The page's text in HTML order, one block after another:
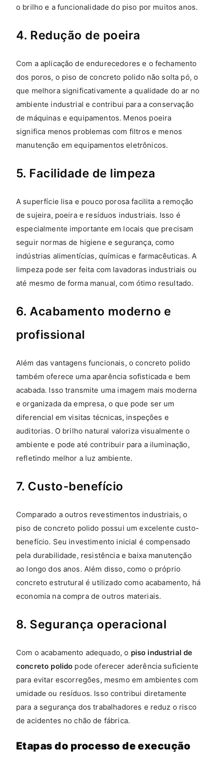
o brilho e a funcionalidade do piso por muitos anos.
4. Redução de poeira
Com a aplicação de endurecedores e o fechamento
dos poros, o piso de concreto polido não solta pó, o
que melhora significativamente a qualidade do ar no
ambiente industrial e contribui para a conservação
de máquinas e equipamentos. Menos poeira
significa menos problemas com filtros e menos
manutenção em equipamentos eletrônicos.
5. Facilidade de limpeza
A superfície lisa e pouco porosa facilita a remoção
de sujeira, poeira e resíduos industriais. Isso é
especialmente importante em locais que precisam
seguir normas de higiene e segurança, como
indústrias alimentícias, químicas e farmacêuticas. A
limpeza pode ser feita com lavadoras industriais ou
até mesmo de forma manual, com ótimo resultado.
6. Acabamento moderno e
profissional
Além das vantagens funcionais, o concreto polido
também oferece uma aparência sofisticada e bem
acabada. Isso transmite uma imagem mais moderna
e organizada da empresa, o que pode ser um
diferencial em visitas técnicas, inspeções e
auditorias. O brilho natural valoriza visualmente o
ambiente e pode até contribuir para a iluminação,
refletindo melhor a luz ambiente.
7. Custo-benefício
Comparado a outros revestimentos industriais, o
piso de concreto polido possui um excelente custo-
benefício. Seu investimento inicial é compensado
pela durabilidade, resistência e baixa manutenção
ao longo dos anos. Além disso, como o próprio
concreto estrutural é utilizado como acabamento, há
economia na compra de outros materiais.
8. Segurança operacional
Com o acabamento adequado, o piso industrial de
concreto polido pode oferecer aderência suficiente
para evitar escorregões, mesmo em ambientes com
umidade ou resíduos. Isso contribui diretamente
para a segurança dos trabalhadores e reduz o risco
de acidentes no chão de fábrica.
Etapas do processo de execução